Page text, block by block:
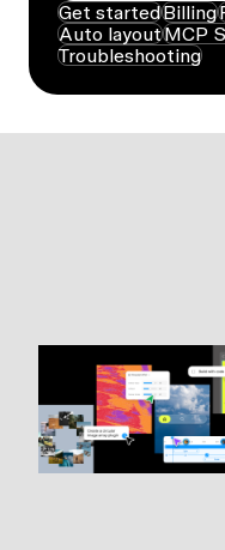
Get startedBilling
Auto layoutMCP
Troubleshooting